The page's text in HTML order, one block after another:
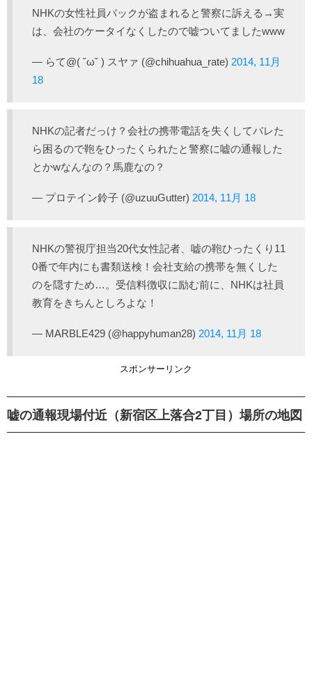
NHKの女性社員バックが盗まれると警察に訴える→実
は、会社のケータイなくしたので嘘ついてましたwww
— らて@( ˘ω˘ ) スヤァ (@chihuahua_rate) 2014, 11月
18
NHKの記者だっけ？会社の携帯電話を失くしてバレた
ら困るので鞄をひったくられたと警察に嘘の通報した
とかwなんなの？馬鹿なの？
— プロテイン鈴子 (@uzuuGutter) 2014, 11月 18
NHKの警視庁担当20代女性記者、嘘の鞄ひったくり11
0番で年内にも書類送検！会社支給の携帯を無くした
のを隠すため…。受信料徴収に励む前に、NHKは社員
教育をきちんとしろよな！
— MARBLE429 (@happyhuman28) 2014, 11月 18
スポンサーリンク
嘘の通報現場付近（新宿区上落合2丁目）場所の地図